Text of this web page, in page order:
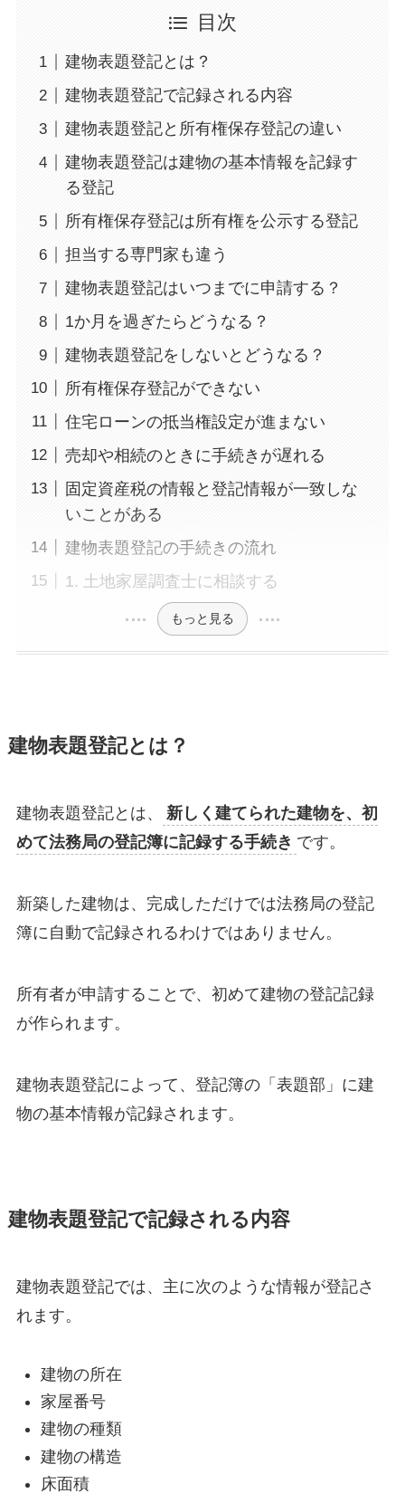
目次
建物表題登記とは？
建物表題登記で記録される内容
建物表題登記と所有権保存登記の違い
建物表題登記は建物の基本情報を記録す
る登記
所有権保存登記は所有権を公示する登記
担当する専門家も違う
建物表題登記はいつまでに申請する？
1か月を過ぎたらどうなる？
建物表題登記をしないとどうなる？
所有権保存登記ができない
住宅ローンの抵当権設定が進まない
売却や相続のときに手続きが遅れる
固定資産税の情報と登記情報が一致しな
いことがある
建物表題登記の手続きの流れ
1. 土地家屋調査士に相談する
もっと見る
建物表題登記とは？
建物表題登記とは、
新しく建てられた建物を、初
めて法務局の登記簿に記録する手続き です。
新築した建物は、完成しただけでは法務局の登記
簿に自動で記録されるわけではありません。
所有者が申請することで、初めて建物の登記記録
が作られます。
建物表題登記によって、登記簿の「表題部」に建
物の基本情報が記録されます。
建物表題登記で記録される内容
建物表題登記では、主に次のような情報が登記さ
れます。
建物の所在
家屋番号
建物の種類
建物の構造
床面積